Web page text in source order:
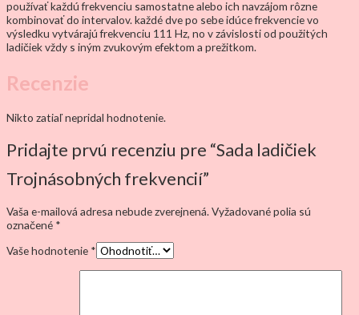
používať každú frekvenciu samostatne alebo ich navzájom rôzne
kombinovať do intervalov. každé dve po sebe idúce frekvencie vo
výsledku vytvárajú frekvenciu 111 Hz, no v závislosti od použitých
ladičiek vždy s iným zvukovým efektom a prežitkom.
Recenzie
Nikto zatiaľ nepridal hodnotenie.
Pridajte prvú recenziu pre “Sada ladičiek
Trojnásobných frekvencií”
Vaša e-mailová adresa nebude zverejnená. Vyžadované polia sú
označené *
Vaše hodnotenie *